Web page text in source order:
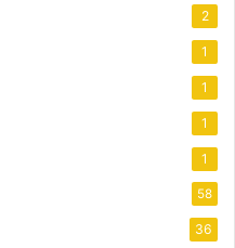
2
1
1
1
1
58
36